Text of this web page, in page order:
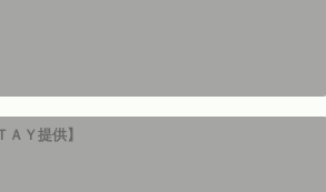
Ｙ提供】